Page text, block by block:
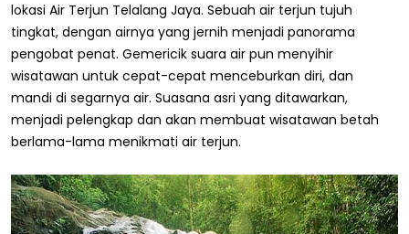
lokasi Air Terjun Telalang Jaya. Sebuah air terjun tujuh
tingkat, dengan airnya yang jernih menjadi panorama
pengobat penat. Gemericik suara air pun menyihir
wisatawan untuk cepat-cepat menceburkan diri, dan
mandi di segarnya air. Suasana asri yang ditawarkan,
menjadi pelengkap dan akan membuat wisatawan betah
berlama-lama menikmati air terjun.